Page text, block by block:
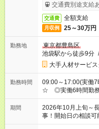
交通費別途支給
交通費 全額支給
月収例 25～30万円
勤務地
東京都豊島区
池袋駅から徒歩9分
大手人材サービ
勤務時間
09:00～17:00(実働
☆ ◎実働6時間勤務
期間
2026年10月上旬～
事！開始日の相談